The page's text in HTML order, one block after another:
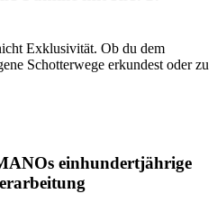
Exklusivität. Ob du dem
Schotterwege erkundest oder zu
einhundertjährige